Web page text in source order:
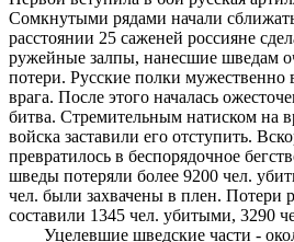
Сомкнутыми рядами начали
расстоянии 25 саженей россияне
ружейные залпы, нанесшие шведам
потери. Русские полки мужественно
врага. После этого началась
битва. Стремительным натиском на
войска заставили его отступить.
превратилось в беспорядочное
шведы потеряли более 9200 чел.
чел. были захвачены в плен. Потери
составили 1345 чел. убитыми, 3290
Уцелевшие шведские части -